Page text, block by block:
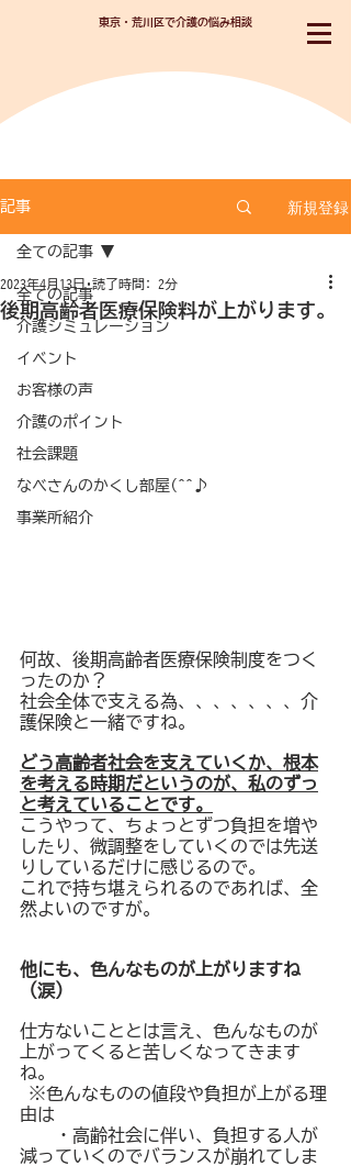
東京・荒川区で介護の悩み相談
記事 新規登録
全ての記事
介護シミュレーション
イベント
お客様の声
介護のポイント
社会課題
なべさんのかくし部屋(^^♪
事業所紹介
全ての記事
後期高齢者医療保険料が上がります。
2023年4月13日 読了時間: 2分
何故、後期高齢者医療保険制度をつく
ったのか？
社会全体で支える為、、、、、、、介
護保険と一緒ですね。
どう高齢者社会を支えていくか、根本
を考える時期だというのが、私のずっ
と考えていることです。
こうやって、ちょっとずつ負担を増や
したり、微調整をしていくのでは先送
りしているだけに感じるので。
これで持ち堪えられるのであれば、全
然よいのですが。
他にも、色んなものが上がりますね
（涙）
仕方ないこととは言え、色んなものが
上がってくると苦しくなってきます
ね。
由は
・高齢社会に伴い、負担する人が
減っていくのでバランスが崩れてしま